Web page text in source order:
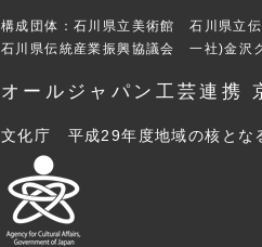
構成団体：石川県立美術館 石川県
石川県伝統産業振興協議会 一社)金沢
オールジャパン工芸連携
文化庁 平成29年度地域の核とな